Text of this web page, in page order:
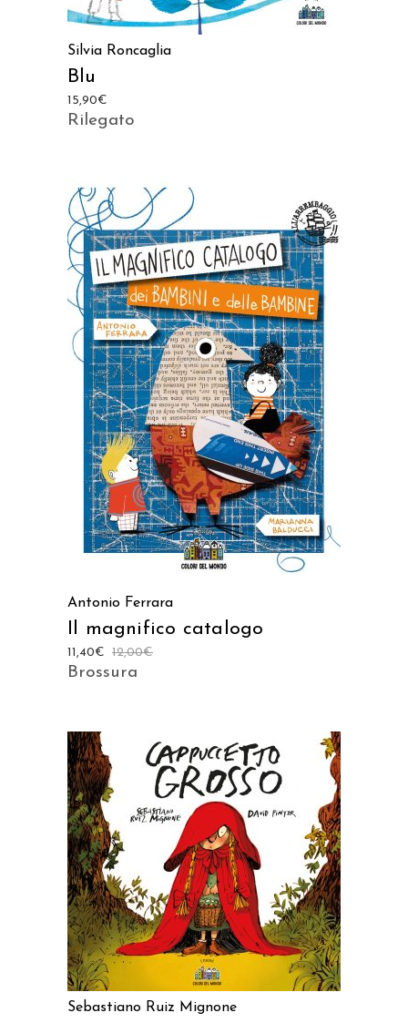
Silvia Roncaglia
Blu
15,90€
Rilegato
AGGIUNGI AL CARRELLO
Antonio Ferrara
Il magnifico catalogo
12,00€
11,40€
Brossura
AGGIUNGI AL CARRELLO
Sebastiano Ruiz Mignone